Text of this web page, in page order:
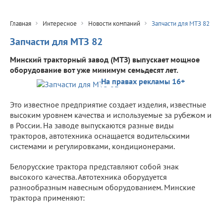
Главная Интересное Новости компаний Запчасти для МТЗ 82
Запчасти для МТЗ 82
Минский тракторный завод (МТЗ) выпускает мощное
оборудование вот уже минимум семьдесят лет.
На правах рекламы 16+
Это известное предприятие создает изделия, известные
высоким уровнем качества и используемые за рубежом и
в России. На заводе выпускаются разные виды
тракторов, автотехника оснащается водительскими
системами и регулировками, кондиционерами.
Белорусские трактора представляют собой знак
высокого качества. Автотехника оборудуется
разнообразным навесным оборудованием. Минские
трактора применяют: